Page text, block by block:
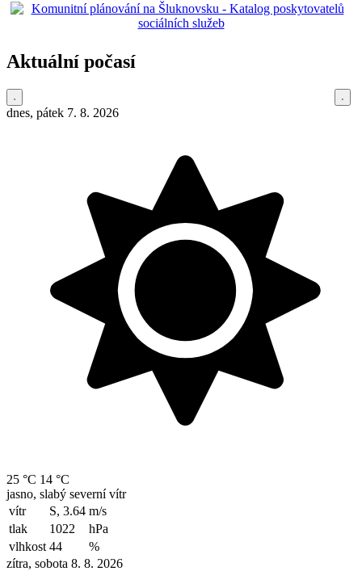
Aktuální počasí
dnes, pátek 7. 8. 2026
25 °C 14 °C
jasno, slabý severní vítr
vítr
S, 3.64 m/s
tlak
1022
hPa
vlhkost 44
%
zítra, sobota 8. 8. 2026